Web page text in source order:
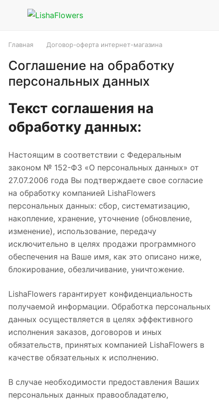
Главная Договор-оферта интернет-магазина
Соглашение на обработку
персональных данных
Текст соглашения на
обработку данных:
Настоящим в соответствии с Федеральным
законом № 152-ФЗ «О персональных данных» от
27.07.2006 года Вы подтверждаете свое согласие
на обработку компанией LishaFlowers
персональных данных: сбор, систематизацию,
накопление, хранение, уточнение (обновление,
изменение), использование, передачу
исключительно в целях продажи программного
обеспечения на Ваше имя, как это описано ниже,
блокирование, обезличивание, уничтожение.
LishaFlowers гарантирует конфиденциальность
получаемой информации. Обработка персональных
данных осуществляется в целях эффективного
исполнения заказов, договоров и иных
обязательств, принятых компанией LishaFlowers в
качестве обязательных к исполнению.
В случае необходимости предоставления Ваших
персональных данных правообладателю,